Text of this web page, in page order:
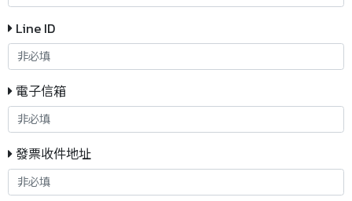
Line ID
電子信箱
發票收件地址